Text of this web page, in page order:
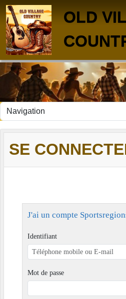
OLD
SE
J'ai un compte
Identifiant
Mot de passe
Panneau de gestion des cookies